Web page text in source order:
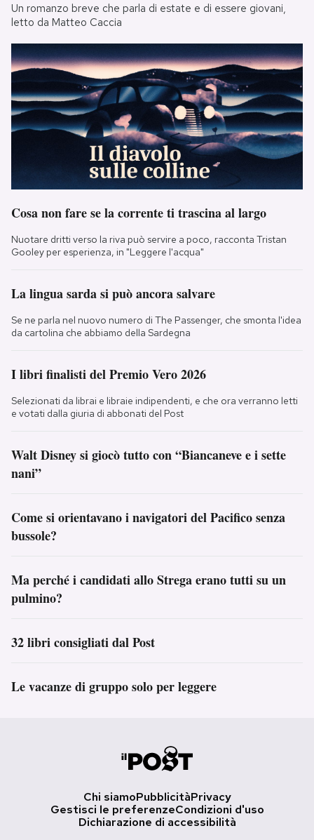
Un romanzo breve che parla di estate e di essere giovani,
letto da Matteo Caccia
Cosa non fare se la corrente ti trascina al largo
Nuotare dritti verso la riva può servire a poco, racconta Tristan
Gooley per esperienza, in "Leggere l'acqua"
La lingua sarda si può ancora salvare
Se ne parla nel nuovo numero di The Passenger, che smonta l'idea
da cartolina che abbiamo della Sardegna
I libri finalisti del Premio Vero 2026
Selezionati da librai e libraie indipendenti, e che ora verranno letti
e votati dalla giuria di abbonati del Post
Walt Disney si giocò tutto con “Biancaneve e i sette
nani”
Come si orientavano i navigatori del Pacifico senza
bussole?
Ma perché i candidati allo Strega erano tutti su un
pulmino?
32 libri consigliati dal Post
Le vacanze di gruppo solo per leggere
Chi siamoPubblicitàPrivacy
Gestisci le preferenzeCondizioni d'uso
Dichiarazione di accessibilità